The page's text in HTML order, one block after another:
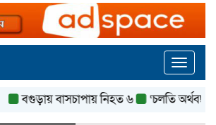
Toggle
বগুড়ায় বাসচাপায় নিহত ৬ ‘চলতি অর্থবছরেই